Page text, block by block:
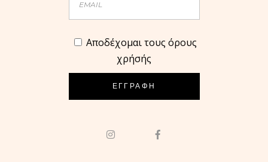
Aποδέχομαι τους όρους
χρήσής